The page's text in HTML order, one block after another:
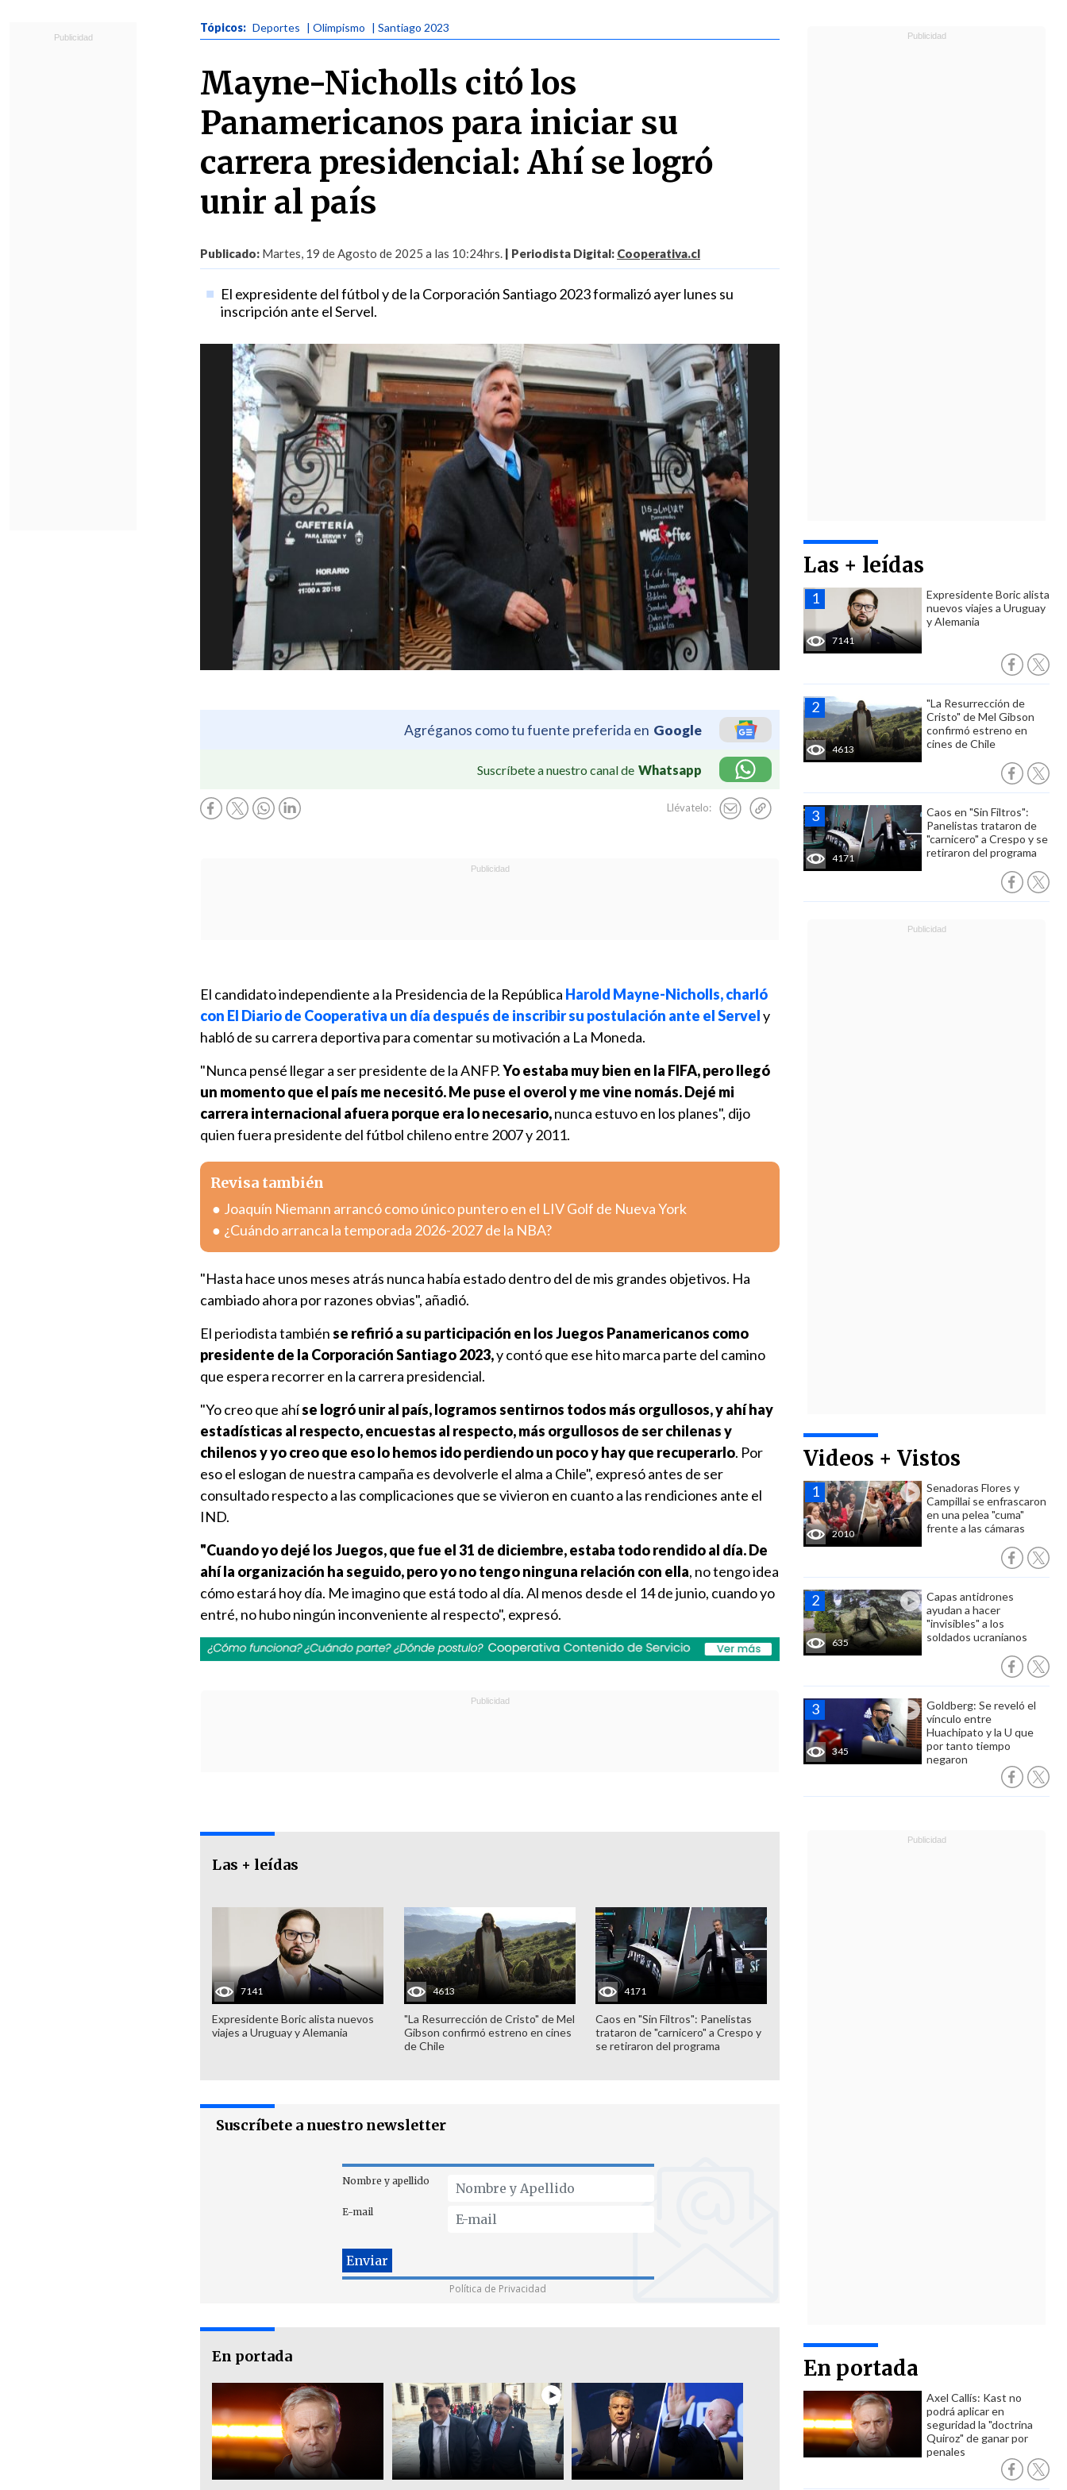
Tópicos: Deportes | Olimpismo | Santiago 2023
Mayne-Nicholls citó los
Panamericanos para iniciar su
carrera presidencial: Ahí se logró
unir al país
Publicado: Martes, 19 de Agosto de 2025 a las 10:24hrs. | Periodista Digital: Cooperativa.cl
El expresidente del fútbol y de la Corporación Santiago 2023 formalizó ayer lunes su
inscripción ante el Servel.
Agréganos como tu fuente preferida en Google
Suscríbete a nuestro canal de Whatsapp
Llévatelo:
Las + leídas
7141
Expresidente Boric alista
nuevos viajes a Uruguay
y Alemania
4613
"La Resurrección de
Cristo" de Mel Gibson
confirmó estreno en
cines de Chile
4171
Caos en "Sin Filtros":
Panelistas trataron de
"carnicero" a Crespo y se
retiraron del programa
Videos + Vistos
2010
Senadoras Flores y
Campillai se enfrascaron
en una pelea "cuma"
frente a las cámaras
635
Capas antidrones
ayudan a hacer
"invisibles" a los
soldados ucranianos
345
Goldberg: Se reveló el
vínculo entre
Huachipato y la U que
por tanto tiempo
negaron
En portada
Axel Callís: Kast no
podrá aplicar en
seguridad la "doctrina
Quiroz" de ganar por
penales
El candidato independiente a la Presidencia de la República Harold Mayne-Nicholls, charló
con El Diario de Cooperativa un día después de inscribir su postulación ante el Servely
habló de su carrera deportiva para comentar su motivación a La Moneda.
"Nunca pensé llegar a ser presidente de la ANFP.Yo estaba muy bien en la FIFA, pero llegó
un momento que el país me necesitó. Me puse el overol y me vine nomás. Dejé mi
carrera internacional afuera porque era lo necesario,nunca estuvo en los planes", dijo
quien fuera presidente del fútbol chileno entre 2007 y 2011.
Revisa también
Joaquín Niemann arrancó como único puntero en el LIV Golf de Nueva York
¿Cuándo arranca la temporada 2026-2027 de la NBA?
"Hasta hace unos meses atrás nunca había estado dentro del de mis grandes objetivos. Ha
cambiado ahora por razones obvias", añadió.
El periodista tambiénse refirió a su participación en los Juegos Panamericanos como
presidente de la Corporación Santiago 2023,y contó que ese hito marca parte del camino
que espera recorrer en la carrera presidencial.
"Yo creo que ahíse logró unir al país, logramos sentirnos todos más orgullosos, y ahí hay
estadísticas al respecto, encuestas al respecto, más orgullosos de ser chilenas y
chilenos y yo creo que eso lo hemos ido perdiendo un poco y hay que recuperarlo. Por
eso el eslogan de nuestra campaña es devolverle el alma a Chile", expresó antes de ser
consultado respecto a las complicaciones que se vivieron en cuanto a las rendiciones ante el
IND.
"Cuando yo dejé los Juegos, que fue el 31 de diciembre, estaba todo rendido al día. De
ahí la organización ha seguido, pero yo no tengo ninguna relación con ella, no tengo idea
cómo estará hoy día. Me imagino que está todo al día. Al menos desde el 14 de junio, cuando yo
entré, no hubo ningún inconveniente al respecto", expresó.
Las + leídas
7141
Expresidente Boric alista nuevos
viajes a Uruguay y Alemania
4613
"La Resurrección de Cristo" de Mel
Gibson confirmó estreno en cines
de Chile
4171
Caos en "Sin Filtros": Panelistas
trataron de "carnicero" a Crespo y
se retiraron del programa
Suscríbete a nuestro newsletter
Nombre y apellido
E-mail
Política de Privacidad
En portada